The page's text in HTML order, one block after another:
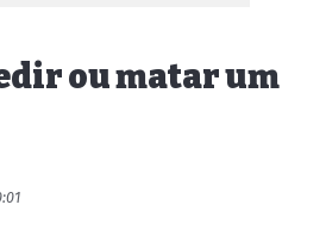
ou matar um